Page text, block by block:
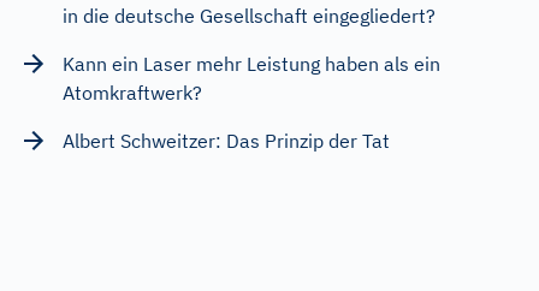
in die deutsche Gesellschaft eingegliedert?
Kann ein Laser mehr Leistung haben als ein
Atomkraftwerk?
Albert Schweitzer: Das Prinzip der Tat